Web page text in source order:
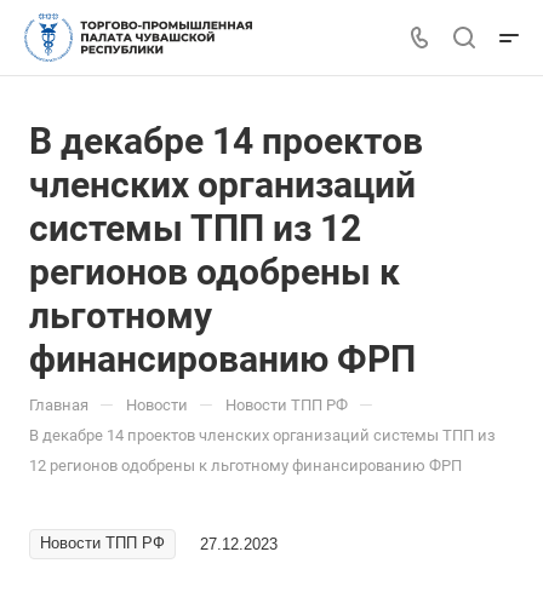
В декабре 14 проектов
членских организаций
системы ТПП из 12
регионов одобрены к
льготному
финансированию ФРП
Главная — Новости — Новости ТПП РФ —
В декабре 14 проектов членских организаций системы ТПП из
12 регионов одобрены к льготному финансированию ФРП
Новости ТПП РФ 27.12.2023